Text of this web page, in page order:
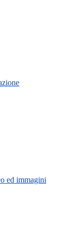
ed immagini